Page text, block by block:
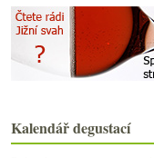
Dobřichovické
Dobřichovice,
Burčáku čas, už
Restaurace Como
Ochutnávka
Dva ryzlinky v
Kalendář degustací